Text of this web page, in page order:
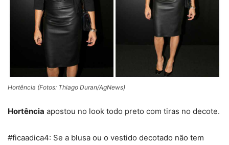
Hortência (Fotos: Thiago Duran/AgNews)
Hortência apostou no look todo preto com tiras no decote.
#ficaadica4: Se a blusa ou o vestido decotado não tem